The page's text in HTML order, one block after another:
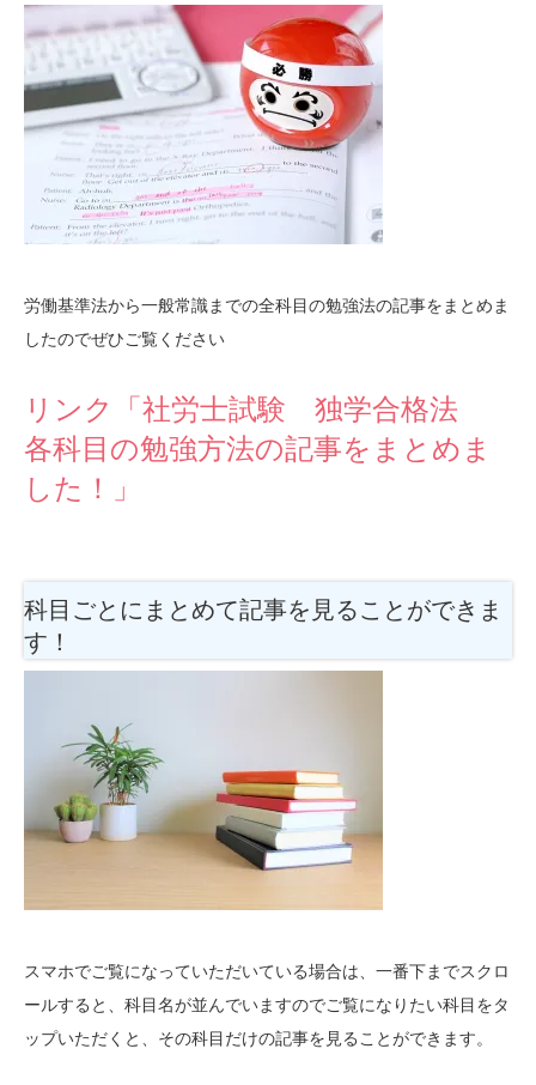
労働基準法から一般常識までの全科目の勉強法の記事をまとめま
したのでぜひご覧ください
リンク「社労士試験 独学合格法
各科目の勉強方法の記事をまとめま
した！」
科目ごとにまとめて記事を見ることができま
す！
スマホでご覧になっていただいている場合は、一番下までスクロ
ールすると、科目名が並んでいますのでご覧になりたい科目をタ
ップいただくと、その科目だけの記事を見ることができます。